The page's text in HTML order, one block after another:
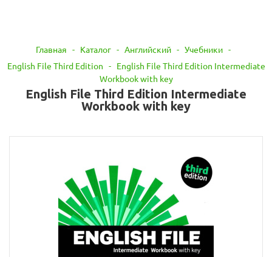
Главная - Каталог - Английский - Учебники -
English File Third Edition - English File Third Edition Intermediate
Workbook with key
English File Third Edition Intermediate
Workbook with key